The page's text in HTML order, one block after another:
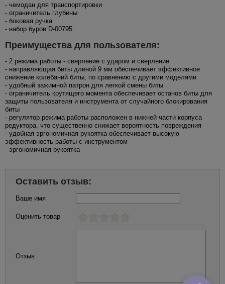
- чемодан для транспортировки
- ограничитель глубины
- боковая ручка
- набор буров D-00795
Преимущества для пользователя:
- 2 режима работы - сверление с ударом и сверление
- направляющая биты длиной 9 мм обеспечивает эффективное
снижение колебаний биты, по сравнению с другими моделями
- удобный зажимной патрон для легкой смены биты
- ограничитель крутящего момента обеспечивает останов биты для
защиты пользователя и инструмента от случайного блокирования
биты
- регулятор режима работы расположен в нижней части корпуса
редуктора, что существенно снижает вероятность повреждения
- удобная эргономичная рукоятка обеспечивает высокую
эффективность работы с инструментом
- эргономичная рукоятка
Оставить отзыв:
Ваше имя
Оценить товар
Отзыв